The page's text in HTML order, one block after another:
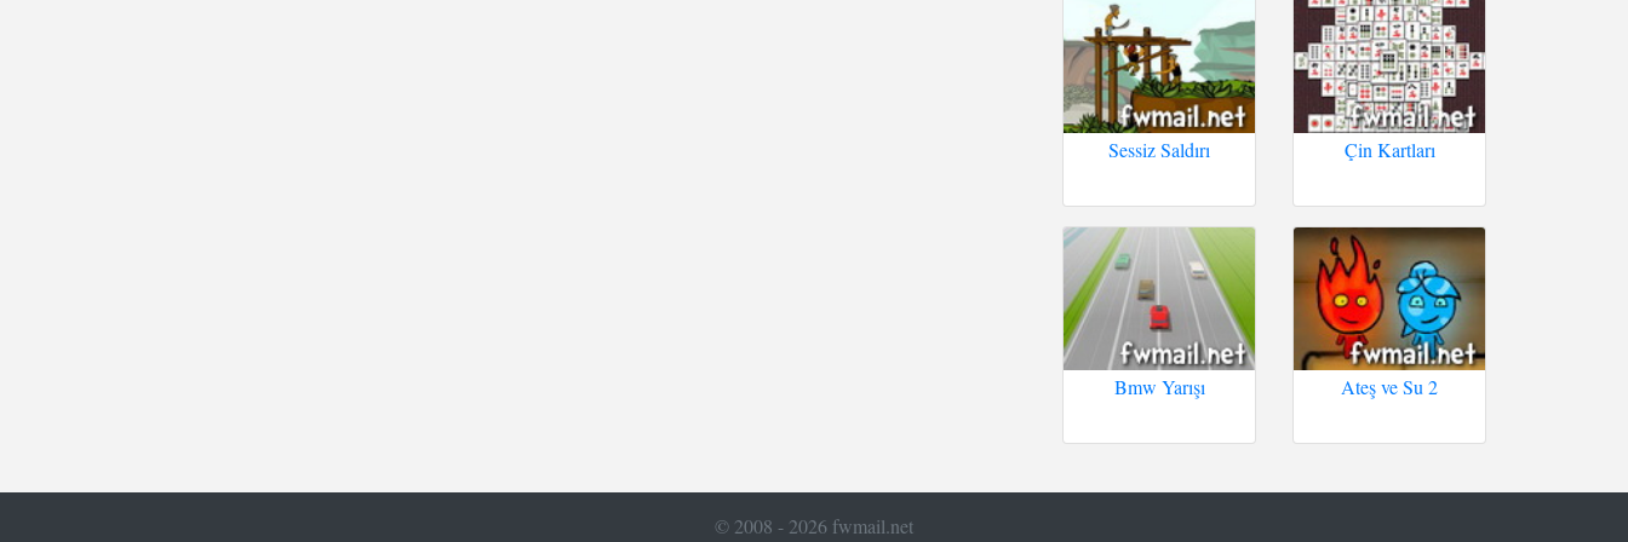
Sessiz Saldırı Çin Kartları
Bmw Yarışı Ateş ve Su 2
© 2008 - 2026 fwmail.net